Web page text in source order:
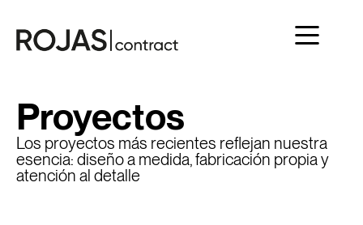
Proyectos
Los proyectos más recientes reflejan nuestra
esencia: diseño a medida, fabricación propia y
atención al detalle